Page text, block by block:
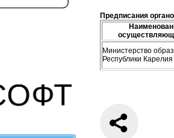
Предписания
Министерство
Республики Карелия